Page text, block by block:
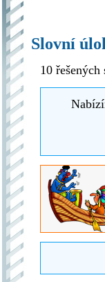
Slovní
10